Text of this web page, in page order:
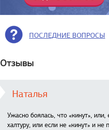
ПОСЛЕДНИЕ ВОПРОСЫ
Отзывы
Наталья
Ужасно боялась, что «кинут», или,
халтуру, или если не «кинут» и не